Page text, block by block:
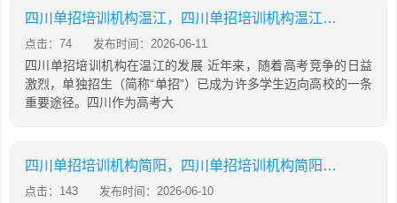
四川单招培训机构温江，四川单招培训机构温江有哪些
点击：74 发布时间：2026-06-11
四川单招培训机构在温江的发展 近年来，随着高考竞争的日益
激烈，单独招生（简称“单招”）已成为许多学生迈向高校的一条
重要途径。四川作为高考大
四川单招培训机构简阳，四川单招培训机构简阳地址
点击：143 发布时间：2026-06-10